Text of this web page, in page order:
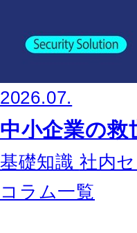
中小企業の救
基礎知識 社内
コラム一覧